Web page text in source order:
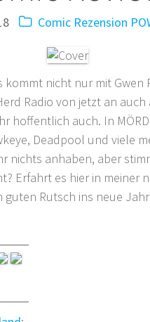
Comic Rezension
kommt nicht nur mit
Radio von jetzt an
hoffentlich auch. In
Deadpool und viele
nichts anhaben, aber
Erfahrt es hier in meiner
guten Rutsch ins neue